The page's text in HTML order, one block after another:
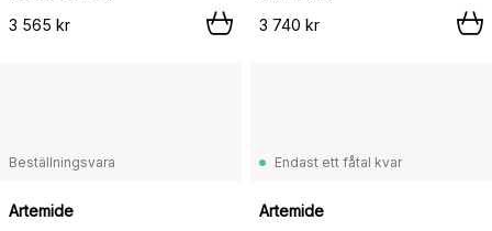
3 565 kr
3 740 kr
Beställningsvara
Artemide
Endast ett fåtal kvar
Artemide